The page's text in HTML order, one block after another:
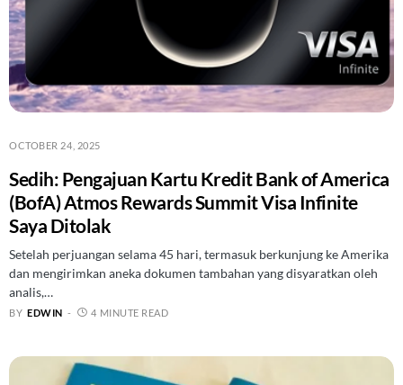
OCTOBER 24, 2025
Sedih: Pengajuan Kartu Kredit Bank of America
(BofA) Atmos Rewards Summit Visa Infinite
Saya Ditolak
Setelah perjuangan selama 45 hari, termasuk berkunjung ke Amerika
dan mengirimkan aneka dokumen tambahan yang disyaratkan oleh
analis,…
BY EDWIN 4 MINUTE READ